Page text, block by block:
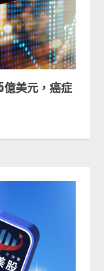
億美元，癌症